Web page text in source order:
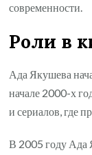
современности.
Роли в
Ада Якушева
начале 2000-х
и сериалов, где
В 2005 году Ада